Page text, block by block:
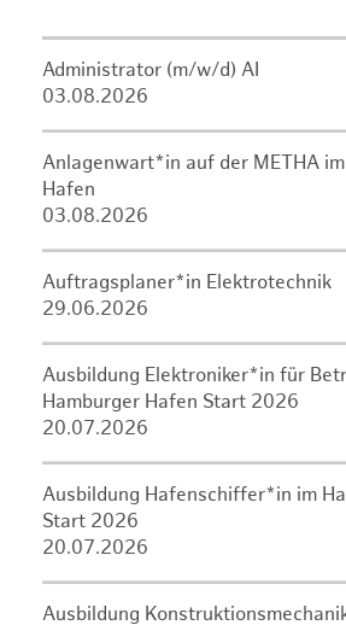
Administrator (m/w/d) AI
03.08.2026
Anlagenwart*in auf der METHA
Hafen
03.08.2026
Auftragsplaner*in Elektrotechnik
29.06.2026
Ausbildung Elektroniker*in für
Hamburger Hafen Start 2026
20.07.2026
Ausbildung Hafenschiffer*in im
Start 2026
20.07.2026
Ausbildung